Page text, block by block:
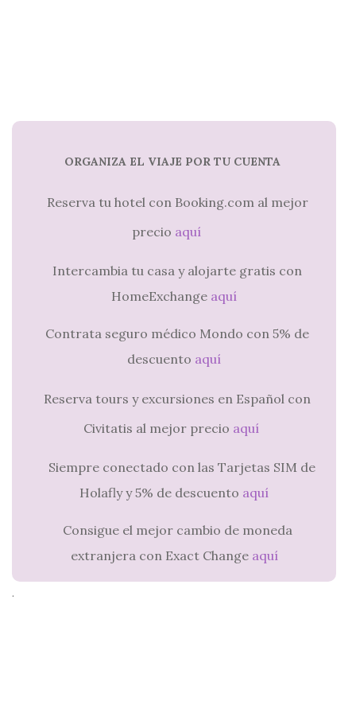
ORGANIZA EL VIAJE POR TU CUENTA
Reserva tu hotel con Booking.com al mejor
precio aquí
Intercambia tu casa y alojarte gratis con
HomeExchange aquí
Contrata seguro médico Mondo con 5% de
descuento aquí
Reserva tours y excursiones en Español con
Civitatis al mejor precio aquí
Siempre conectado con las Tarjetas SIM de
Holafly y 5% de descuento aquí
Consigue el mejor cambio de moneda
extranjera con Exact Change aquí
.